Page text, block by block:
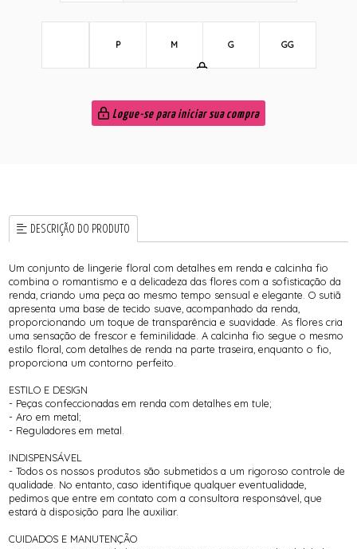
P M G GG
Logue-se para iniciar sua compra
DESCRIÇÃO DO PRODUTO
Um conjunto de lingerie floral com detalhes em renda e calcinha fio
combina o romantismo e a delicadeza das flores com a sofisticação da
renda, criando uma peça ao mesmo tempo sensual e elegante. O sutiã
apresenta uma base de tecido suave, acompanhado da renda,
proporcionando um toque de transparência e suavidade. As flores cria
uma sensação de frescor e feminilidade. A calcinha fio segue o mesmo
estilo floral, com detalhes de renda na parte traseira, enquanto o fio,
proporciona um contorno perfeito.
ESTILO E DESIGN
- Peças confeccionadas em renda com detalhes em tule;
- Aro em metal;
- Reguladores em metal.
INDISPENSÁVEL
- Todos os nossos produtos são submetidos a um rigoroso controle de
qualidade. No entanto, caso identifique qualquer eventualidade,
pedimos que entre em contato com a consultora responsável, que
estará à disposição para lhe auxiliar.
CUIDADOS E MANUTENÇÃO